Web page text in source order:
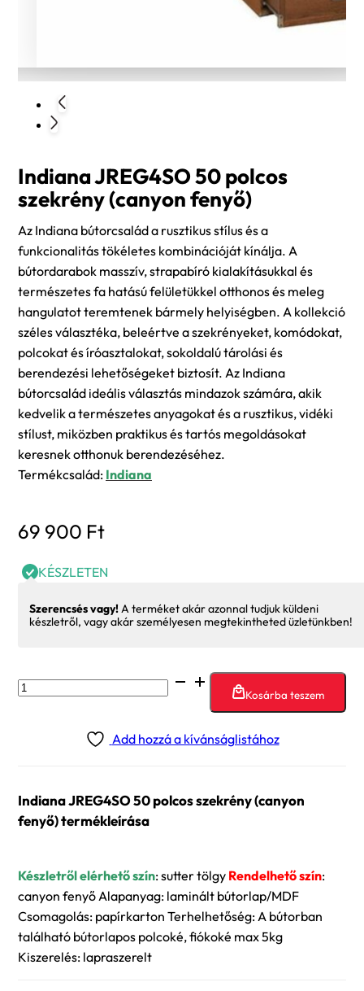
Indiana JREG4SO 50 polcos
szekrény (canyon fenyő)
Az Indiana bútorcsalád a rusztikus stílus és a
funkcionalitás tökéletes kombinációját kínálja. A
bútordarabok masszív, strapabíró kialakításukkal és
természetes fa hatású felületükkel otthonos és meleg
hangulatot teremtenek bármely helyiségben. A kollekció
széles választéka, beleértve a szekrényeket, komódokat,
polcokat és íróasztalokat, sokoldalú tárolási és
berendezési lehetőségeket biztosít. Az Indiana
bútorcsalád ideális választás mindazok számára, akik
kedvelik a természetes anyagokat és a rusztikus, vidéki
stílust, miközben praktikus és tartós megoldásokat
keresnek otthonuk berendezéséhez.
Termékcsalád: Indiana
69 900 Ft
KÉSZLETEN
Szerencsés vagy!A terméket akár azonnal tudjuk küldeni
készletről, vagy akár személyesen megtekintheted üzletünkben!
Indiana
JREG4SO
fenyő)
mennyiség
Kosárba teszem
Add hozzá a kívánságlistához
Indiana JREG4SO 50 polcos szekrény (canyon
fenyő) termékleírása
Készletről elérhető szín: sutter tölgy Rendelhető szín:
canyon fenyő Alapanyag: laminált bútorlap/MDF
Csomagolás: papírkarton Terhelhetőség: A bútorban
található bútorlapos polcoké, fiókoké max 5kg
Kiszerelés: lapraszerelt